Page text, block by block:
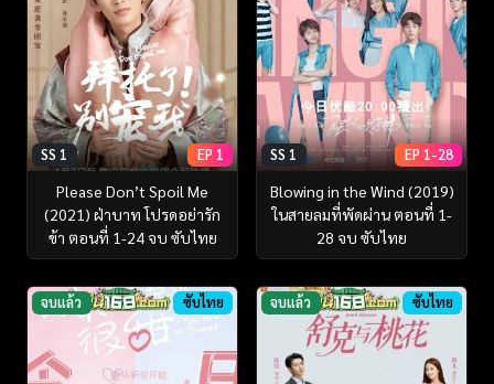
SS 1 EP 1
Please Don’t Spoil Me
(2021) ฝ่าบาท โปรดอย่ารัก
ข้า ตอนที่ 1-24 จบ ซับไทย
SS 1 EP 1-28
Blowing in the Wind (2019)
ในสายลมที่พัดผ่าน ตอนที่ 1-
28 จบ ซับไทย
จบแล้ว ซับไทย จบแล้ว ซับไทย